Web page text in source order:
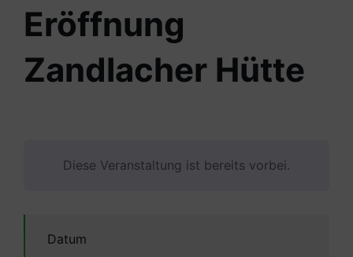
Eröffnung
Zandlacher Hütte
Diese Veranstaltung ist bereits vorbei.
Datum